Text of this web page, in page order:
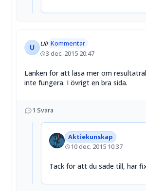
U Ulf Kommentar
3 dec. 2015 20:47
Länken för att läsa mer om
inte fungera. I övrigt en bra sida.
1 Svara
Aktiekunskap
10 dec. 2015 10:37
Tack för att du sade till, har